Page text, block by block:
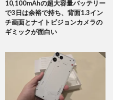
10,100mAhの超大容量バッテリー
で3日は余裕で持ち、背面1.3イン
チ画面とナイトビジョンカメラの
ギミックが面白い